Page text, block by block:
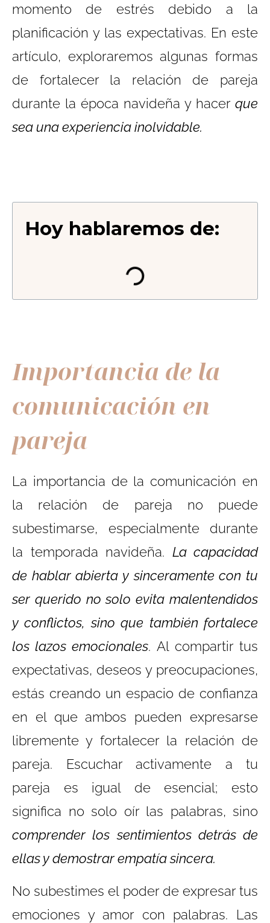
momento de estrés debido a la
planificación y las expectativas. En este
artículo, exploraremos algunas formas
de fortalecer la relación de pareja
durante la época navideña y hacer que
sea una experiencia inolvidable.
Hoy hablaremos de:
Importancia de la
comunicación en
pareja
La importancia de la comunicación en
la relación de pareja no puede
subestimarse, especialmente durante
la temporada navideña. La capacidad
de hablar abierta y sinceramente con tu
ser querido no solo evita malentendidos
y conflictos, sino que también fortalece
los lazos emocionales. Al compartir tus
expectativas, deseos y preocupaciones,
estás creando un espacio de confianza
en el que ambos pueden expresarse
libremente y fortalecer la relación de
pareja. Escuchar activamente a tu
pareja es igual de esencial; esto
significa no solo oír las palabras, sino
comprender los sentimientos detrás de
ellas y demostrar empatía sincera.
No subestimes el poder de expresar tus
emociones y amor con palabras. Las